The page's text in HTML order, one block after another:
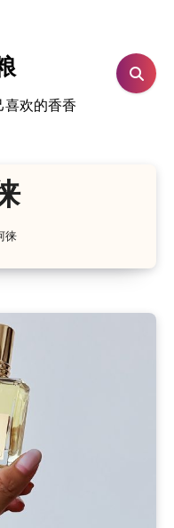
喜欢的香香
徕